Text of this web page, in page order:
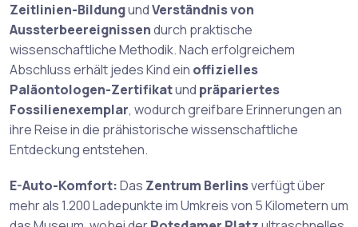
Zeitlinien-BildungundVerständnis von
Aussterbeereignissendurch praktische
wissenschaftliche Methodik. Nach erfolgreichem
Abschluss erhält jedes Kind ein offizielles
Paläontologen-Zertifikatund präpariertes
Fossilienexemplar, wodurch greifbare Erinnerungen an
ihre Reise in die prähistorische wissenschaftliche
Entdeckung entstehen.
E-Auto-Komfort:Das Zentrum Berlinsverfügt über
mehr als 1.200 Ladepunkte im Umkreis von 5 Kilometern um